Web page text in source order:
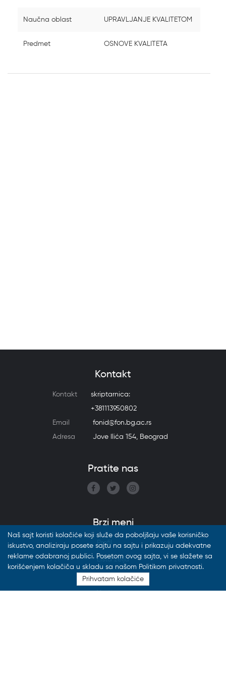
Naučna oblast UPRAVLJANJE KVALITETOM
Predmet OSNOVE KVALITETA
Kontakt
Kontakt
skriptarnica:
+381113950802
Email
fonid@fon.bg.ac.rs
Adresa
Jove Ilića 154, Beograd
Pratite nas
Brzi meni
Profil
Lista želja
Katalozi
Vesti
Naš sajt koristi kolačiće koji služe da poboljšaju vaše korisničko
iskustvo, analiziraju posete sajtu na sajtu i prikazuju adekvatne
reklame odabranoj publici. Posetom ovog sajta, vi se slažete sa
korišćenjem kolačiča u skladu sa našom Politikom privatnosti.
Prihvatam kolačiće